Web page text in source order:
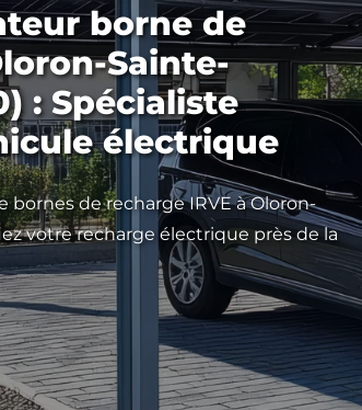
borne de
Sainte-
: Spécialiste
électrique
de recharge IRVE à Oloron-
votre recharge électrique près de la